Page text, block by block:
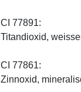
CI 77891:
Titandioxid,
CI 77861:
Zinnoxid,